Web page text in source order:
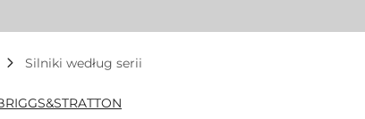
Silniki według serii